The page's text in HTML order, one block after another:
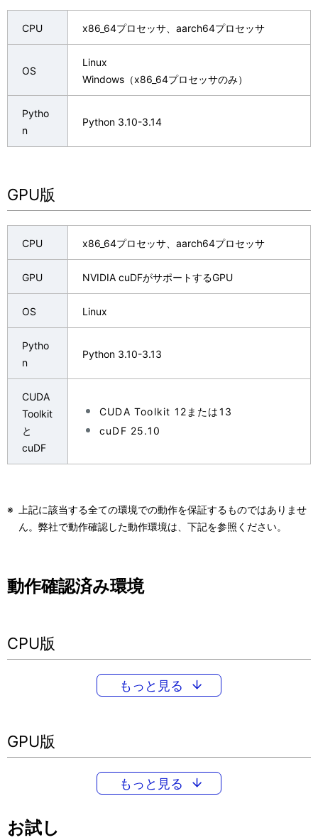
CPU x86_64プロセッサ、aarch64プロセッサ
OS
Linux
Windows（x86_64プロセッサのみ）
Pytho
n
Python 3.10-3.14
GPU版
CPU x86_64プロセッサ、aarch64プロセッサ
GPU NVIDIA cuDFがサポートするGPU
OS Linux
Pytho
n
Python 3.10-3.13
CUDA
Toolkit
と
cuDF
CUDA Toolkit 12または13
cuDF 25.10
※
上記に該当する全ての環境での動作を保証するものではありませ
ん。弊社で動作確認した動作環境は、下記を参照ください。
動作確認済み環境
CPU版
もっと見る
GPU版
もっと見る
お試し